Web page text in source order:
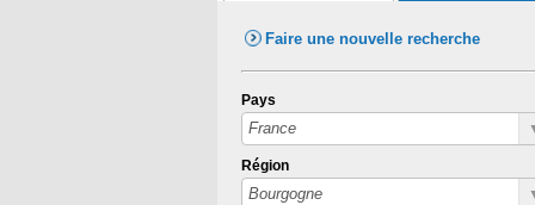
Faire une nouvelle recherche
Pays
Région